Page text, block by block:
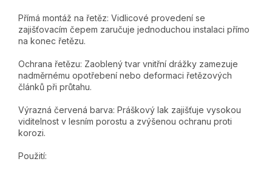
Přímá montáž na řetěz: Vidlicové provedení se
zajišťovacím čepem zaručuje jednoduchou instalaci přímo
na konec řetězu.
Ochrana řetězu: Zaoblený tvar vnitřní drážky zamezuje
nadměrnému opotřebení nebo deformaci řetězových
článků při průtahu.
Výrazná červená barva: Práškový lak zajišťuje vysokou
viditelnost v lesním porostu a zvýšenou ochranu proti
korozi.
Použití: